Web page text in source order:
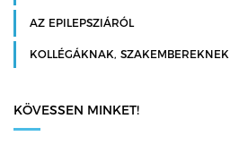
AZ EPILEPSZIÁRÓL
KOLLÉGÁKNAK, SZAKEMBEREKNEK
KÖVESSEN MINKET!